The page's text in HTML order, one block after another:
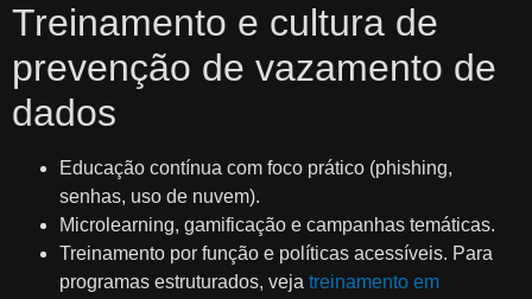
Treinamento e cultura de
prevenção de vazamento de
dados
Educação contínua com foco prático (phishing,
senhas, uso de nuvem).
Microlearning, gamificação e campanhas temáticas.
Treinamento por função e políticas acessíveis. Para
programas estruturados, veja treinamento em